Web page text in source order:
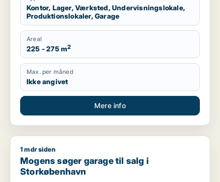
Kontor, Lager, Værksted, Undervisningslokale,
Produktionslokaler, Garage
Areal
225 - 275 m2
Max. per måned
Ikke angivet
Mere info
Mogens søger garage til salg i Storkøbenhavn
1 mdr siden
Mogens søger garage til salg i
Storkøbenhavn